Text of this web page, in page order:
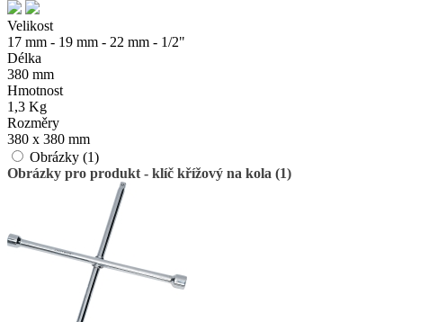
Velikost
17 mm - 19 mm - 22 mm - 1/2"
Délka
380 mm
Hmotnost
1,3 Kg
Rozměry
380 x 380 mm
Obrázky (1)
Obrázky pro produkt - klíč křížový na kola (1)